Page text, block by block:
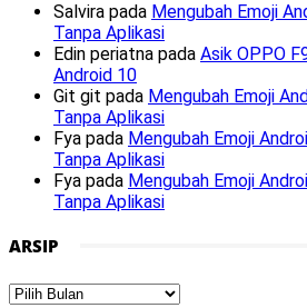
Salvira pada Mengubah Emoji
Tanpa Aplikasi
Edin periatna pada Asik OPPO
Android 10
Git git pada Mengubah Emoji
Tanpa Aplikasi
Fya pada Mengubah Emoji
Tanpa Aplikasi
Fya pada Mengubah Emoji
Tanpa Aplikasi
ARSIP
Arsip